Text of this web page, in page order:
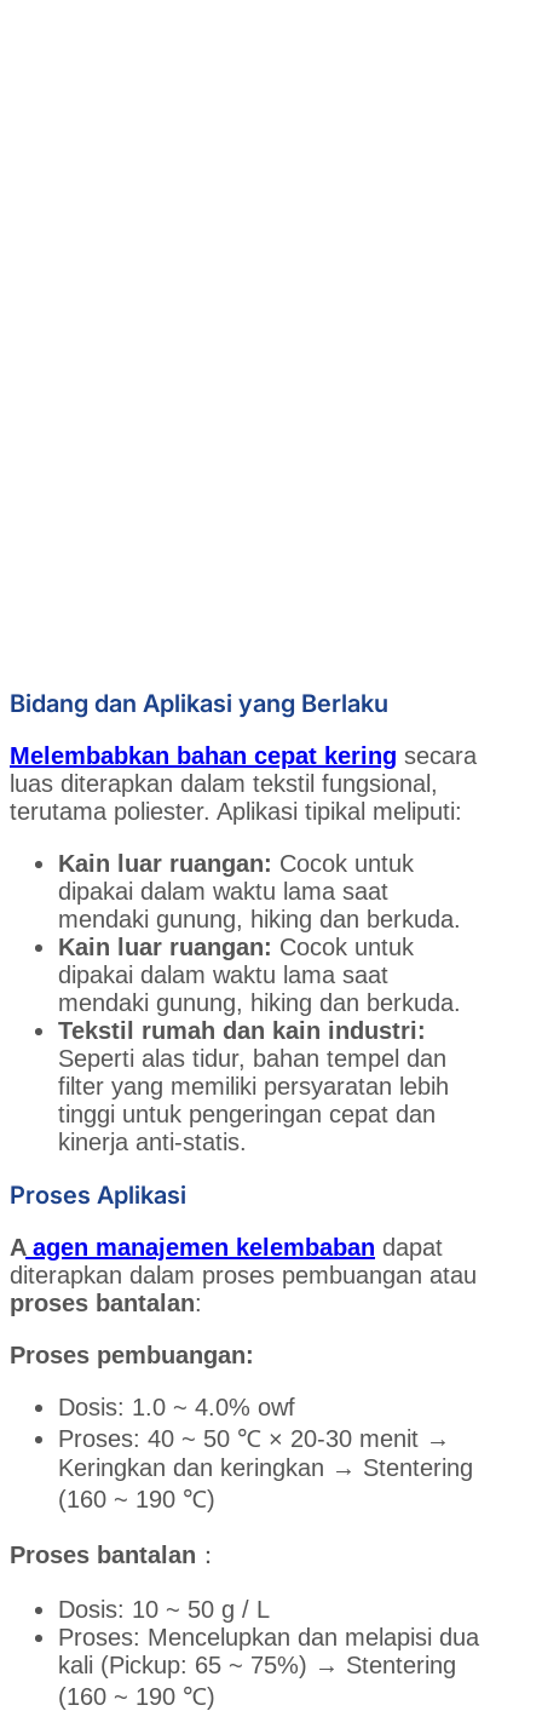
Bidang dan Aplikasi yang Berlaku
Melembabkan bahan cepat kering secara
luas diterapkan dalam tekstil fungsional,
terutama poliester. Aplikasi tipikal meliputi:
Kain luar ruangan: Cocok untuk
dipakai dalam waktu lama saat
mendaki gunung, hiking dan berkuda.
Kain luar ruangan: Cocok untuk
dipakai dalam waktu lama saat
mendaki gunung, hiking dan berkuda.
Tekstil rumah dan kain industri:
Seperti alas tidur, bahan tempel dan
filter yang memiliki persyaratan lebih
tinggi untuk pengeringan cepat dan
kinerja anti-statis.
Proses Aplikasi
Aagen manajemen kelembaban dapat
diterapkan dalam proses pembuangan atau
proses bantalan:
Proses pembuangan:
Dosis: 1.0 ~ 4.0% owf
Proses: 40 ~ 50 ℃ × 20-30 menit →
Keringkan dan keringkan → Stentering
(160 ~ 190 ℃)
Proses bantalan ：
Dosis: 10 ~ 50 g / L
Proses: Mencelupkan dan melapisi dua
kali (Pickup: 65 ~ 75%) → Stentering
(160 ~ 190 ℃)